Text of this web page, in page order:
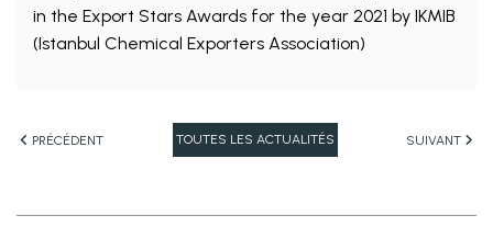
in the Export Stars Awards for the year 2021 by IKMIB
(Istanbul Chemical Exporters Association)
PRÉCÉDENT TOUTES LES ACTUALITÉS SUIVANT